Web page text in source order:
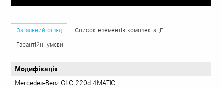
Загальний огляд
Список елементів комплектації
Гарантійні умови
Модифікація
Mercedes-Benz GLC 220d 4MATIC